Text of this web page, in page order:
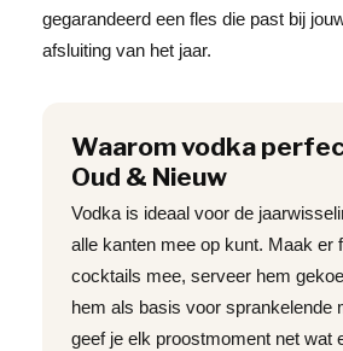
gegarandeerd een fles die past bij
afsluiting van het jaar.
Waarom vodka
Oud & Nieuw
Vodka is ideaal voor de
alle kanten mee op kunt. Maak er
cocktails mee, serveer hem
hem als basis voor sprankelende
geef je elk proostmoment net wat